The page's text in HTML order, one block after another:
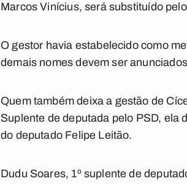
Marcos Vinícius, será substituído
O gestor havia estabelecido como
demais nomes devem ser
Quem também deixa a gestão de
Suplente de deputada pelo PSD, ela
do deputado Felipe Leitão.
Dudu Soares, 1º suplente de